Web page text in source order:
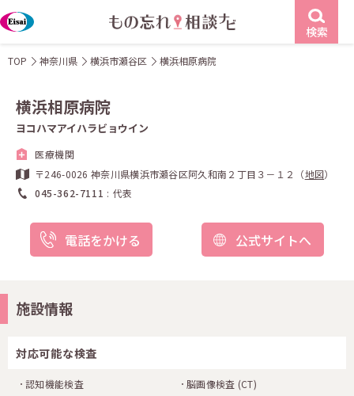
検索
TOP 神奈川県 横浜市瀬谷区 横浜相原病院
横浜相原病院
ヨコハマアイハラビョウイン
医療機関
〒246-0026 神奈川県横浜市瀬谷区阿久和南２丁目３－１２（地図）
045-362-7111
代表
電話をかける 公式サイトへ
施設情報
対応可能な検査
認知機能検査 脳画像検査 (CT)